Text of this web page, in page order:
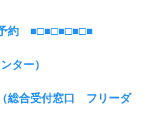
約 ■□■□■□■□■
ター）
（総合受付窓口 フリーダ